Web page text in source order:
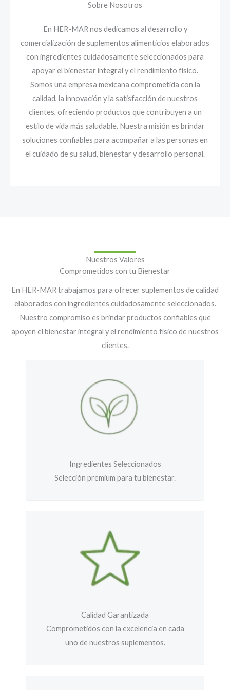
Sobre Nosotros
En HER-MAR nos dedicamos al desarrollo y
comercialización de suplementos alimenticios elaborados
con ingredientes cuidadosamente seleccionados para
apoyar el bienestar integral y el rendimiento físico.
Somos una empresa mexicana comprometida con la
calidad, la innovación y la satisfacción de nuestros
clientes, ofreciendo productos que contribuyen a un
estilo de vida más saludable. Nuestra misión es brindar
soluciones confiables para acompañar a las personas en
el cuidado de su salud, bienestar y desarrollo personal.
Nuestros Valores
Comprometidos con tu Bienestar
En HER-MAR trabajamos para ofrecer suplementos de calidad
elaborados con ingredientes cuidadosamente seleccionados.
Nuestro compromiso es brindar productos confiables que
apoyen el bienestar integral y el rendimiento físico de nuestros
clientes.
Ingredientes Seleccionados
Selección premium para tu bienestar.
Calidad Garantizada
Comprometidos con la excelencia en cada
uno de nuestros suplementos.